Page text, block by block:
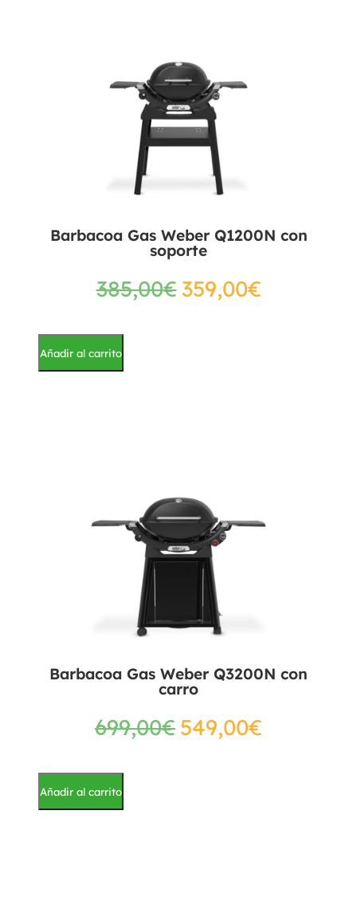
Barbacoa Gas Weber Q1200N con
soporte
385,00€359,00€
Añadir al carrito
Barbacoa Gas Weber Q3200N con
carro
699,00€ 549,00€
Añadir al carrito